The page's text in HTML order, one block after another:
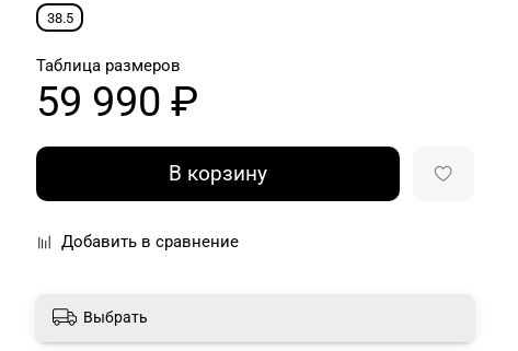
38.5
Таблица размеров
59 990 ₽
В корзину
Добавить в сравнение
Выбрать